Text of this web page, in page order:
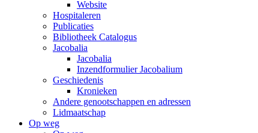
Website
Hospitaleren
Publicaties
Bibliotheek Catalogus
Jacobalia
Jacobalia
Inzendformulier Jacobalium
Geschiedenis
Kronieken
Andere genootschappen en adressen
Lidmaatschap
Op weg